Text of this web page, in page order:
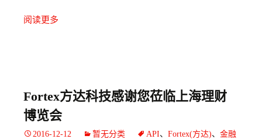
阅读更多
Fortex方达科技感谢您莅临上海理财
博览会
2016-12-12 暂无分类 API、 Fortex(方达)、 金融